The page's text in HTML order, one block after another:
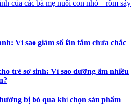
của các bà mẹ nuôi con nhỏ – rôm sảy
Vì sao giảm số lần tắm chưa chắc
trẻ sơ sinh: Vì sao dưỡng ẩm nhiều
bị bỏ qua khi chọn sản phẩm